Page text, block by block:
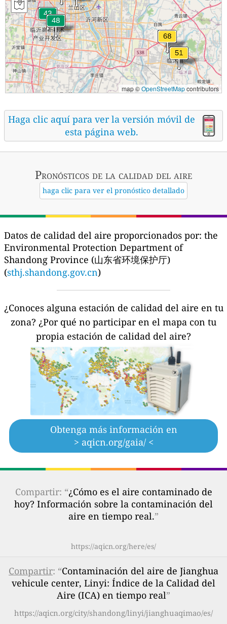
map ©OpenStreetMapcontributors
Haga clic aquí para ver la versión móvil de
esta página web.
Pronósticos de la calidad del aire
haga clic para ver el pronóstico detallado
Datos de calidad del aire proporcionados por: the
Environmental Protection Department of
Shandong Province (山东省环境保护厅)
(sthj.shandong.gov.cn)
¿Conoces alguna estación de calidad del aire en tu
zona? ¿Por qué no participar en el mapa con tu
propia estación de calidad del aire?
Obtenga más información en
> aqicn.org/gaia/ <
Compartir: “¿Cómo es el aire contaminado de
hoy? Información sobre la contaminación del
aire en tiempo real.”
https://aqicn.org/here/es/
Compartir: “Contaminación del aire de Jianghua
vehicule center, Linyi: Índice de la Calidad del
Aire (ICA) en tiempo real”
https://aqicn.org/city/shandong/linyi/jianghuaqimao/es/